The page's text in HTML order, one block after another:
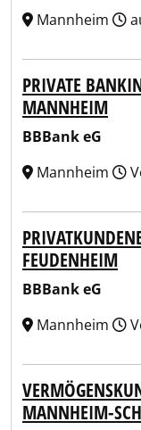
Mannheim
PRIVATE
MANNHEIM
BBBank eG
Mannheim
FEUDENHEIM
BBBank eG
Mannheim
MANNHEIM-